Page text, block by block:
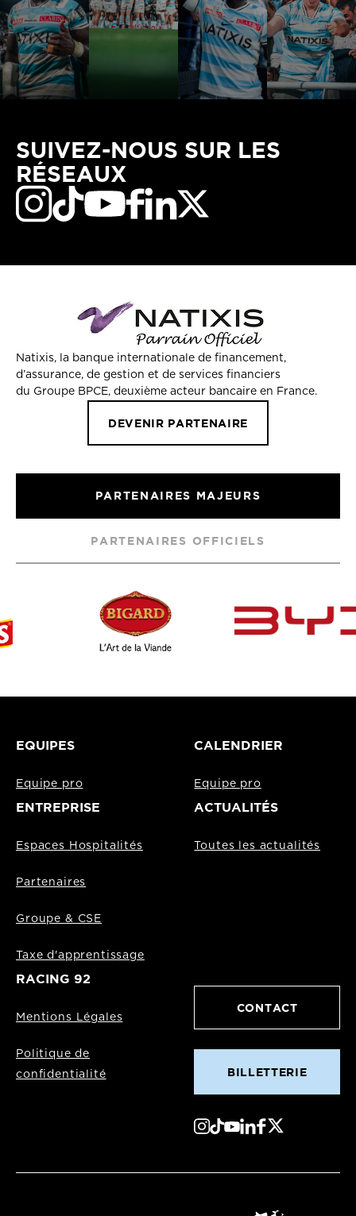
SUIVEZ-NOUS SUR LES
RÉSEAUX
Natixis, la banque internationale de financement,
d’assurance, de gestion et de services financiers
du Groupe BPCE, deuxième acteur bancaire en France.
DEVENIR PARTENAIRE
PARTENAIRES MAJEURS
PARTENAIRES OFFICIELS
EQUIPES
Equipe pro
CALENDRIER
Equipe pro
ENTREPRISE
Espaces Hospitalités
Partenaires
Groupe & CSE
Taxe d'apprentissage
ACTUALITÉS
Toutes les actualités
RACING 92
Mentions Légales
Politique de
confidentialité
CONTACT
BILLETTERIE